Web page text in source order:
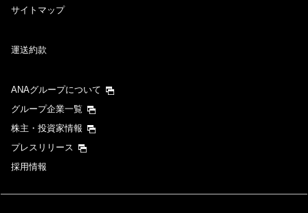
サイトマップ
運送約款
ANAグループについて
グループ企業一覧
株主・投資家情報
プレスリリース
採用情報